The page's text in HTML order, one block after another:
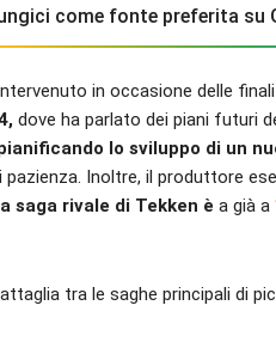
come fonte preferita su
in occasione delle
dove ha parlato dei piani futuri
lo sviluppo di un
pazienza. Inoltre, il produttore
saga rivale di Tekken è a già a
tra le saghe principali di